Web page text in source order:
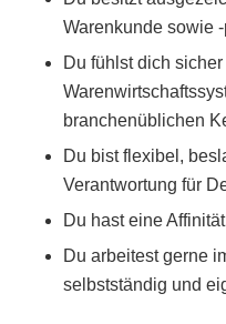
Warenkunde sowie
Du fühlst dich
branchenüblichen
Du bist flexibel,
Verantwortung für
Du hast eine
Du arbeitest gerne
selbstständig und